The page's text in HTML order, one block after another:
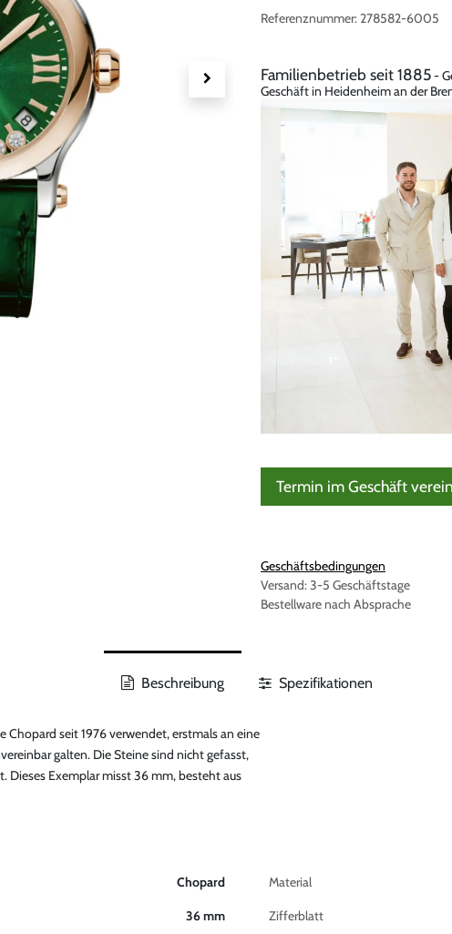
Referenznummer: 278582-6005
Familienbetrieb seit 1885-
Geschäft in Heidenheim an der
Termin im Geschäft
Geschäftsbedingungen
Versand: 3-5 Geschäftstage
Bestellware nach Absprache
Beschreibung Spezifikationen
seit 1976 verwendet, erstmals an eine
galten. Die Steine sind nicht gefasst,
Dieses Exemplar misst 36 mm, besteht aus
Chopard Material
36 mm Zifferblatt